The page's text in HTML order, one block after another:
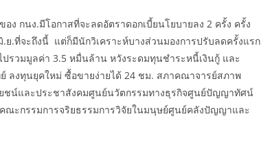
ง กนง.มีโอกาสที่จะลดอัตราดอกเบี้ยนโยบายลง 2 ครั้ง ครั้ง
.ที่จะถึงนี้ แต่ก็มีนักวิเคราะห์บางส่วนมองการปรับลดครั้งแรก
รวมมูลค่า 3.5 หมื่นล้าน หวังระดมทุนชำระหนี้เงินกู้ และ
ลงทุนยุคใหม่ ซื้อขายง่ายได้ 24 ชม. สภาคณาจารย์สภาพ
ชน์และประชาสังคมศูนย์นวัตกรรมทางธุรกิจศูนย์ปัญญาทัศน์
ะกรรมการจริยธรรมการวิจัยในมนุษย์ศูนย์คลังปัญญาและ